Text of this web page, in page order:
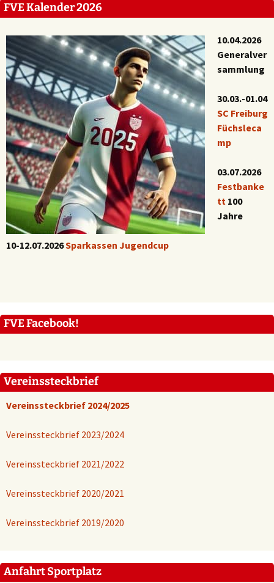
FVE Kalender 2026
10.04.2026
Generalver
sammlung
30.03.-01.04
SC Freiburg
Füchsleca
mp
03.07.2026
Festbanke
tt 100
Jahre
10-12.07.2026Sparkassen Jugendcup
FVE Facebook!
Vereinssteckbrief
Vereinssteckbrief 2024/2025
Vereinssteckbrief 2023/2024
Vereinssteckbrief 2021/2022
Vereinssteckbrief 2020/2021
Vereinssteckbrief 2019/2020
Anfahrt Sportplatz